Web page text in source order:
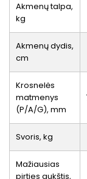
Akmenų talpa,
kg
Akmenų dydis,
cm
Krosnelės
matmenys
(P/A/G), mm
Svoris, kg
Mažiausias
pirties aukštis,